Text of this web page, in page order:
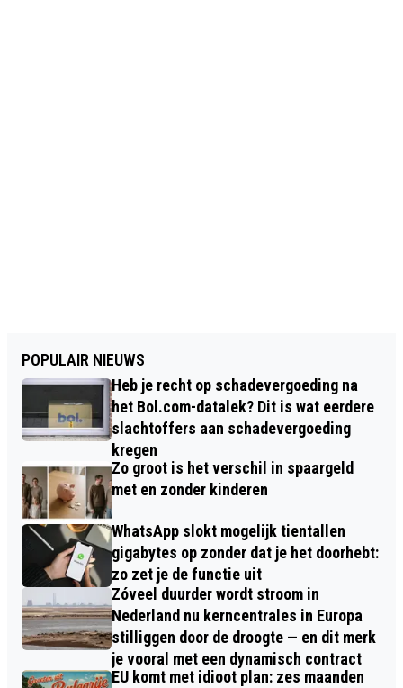
POPULAIR NIEUWS
Heb je recht op schadevergoeding na
het Bol.com-datalek? Dit is wat eerdere
slachtoffers aan schadevergoeding
kregen
Zo groot is het verschil in spaargeld
met en zonder kinderen
WhatsApp slokt mogelijk tientallen
gigabytes op zonder dat je het doorhebt:
zo zet je de functie uit
Zóveel duurder wordt stroom in
Nederland nu kerncentrales in Europa
stilliggen door de droogte — en dit merk
je vooral met een dynamisch contract
EU komt met idioot plan: zes maanden